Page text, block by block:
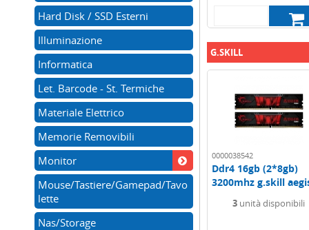
G.SKILL
0000038542
Ddr4 16gb (2*8gb)
3200mhz g.skill
3 unità disponibili
Hard Disk / SSD Esterni
Illuminazione
Informatica
Let. Barcode - St. Termiche
Materiale Elettrico
Memorie Removibili
Monitor
Mouse/Tastiere/Gamepad/Tavo
lette
Nas/Storage